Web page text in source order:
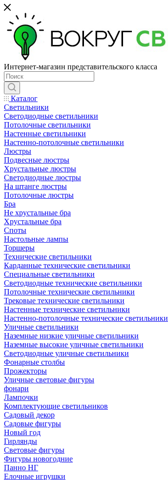
Интернет-магазин представительского класса
Каталог
Светильники
Светодиодные светильники
Потолочные светильники
Настенные светильники
Настенно-потолочные светильники
Люстры
Подвесные люстры
Хрустальные люстры
Светодиодные люстры
На штанге люстры
Потолочные люстры
Бра
Не хрустальные бра
Хрустальные бра
Споты
Настольные лампы
Торшеры
Технические светильники
Карданные технические светильники
Специальные светильники
Светодиодные технические светильники
Потолочные технические светильники
Трековые технические светильники
Настенные технические светильники
Настенно-потолочные технические светильники
Уличные светильники
Наземные низкие уличные светильники
Наземные высокие уличные светильники
Светодиодные уличные светильники
Фонарные столбы
Прожекторы
Уличные световые фигуры
фонари
Лампочки
Комплектующие светильников
Садовый декор
Садовые фигуры
Новый год
Гирлянды
Световые фигуры
Фигуры новогодние
Панно НГ
Елочные игрушки